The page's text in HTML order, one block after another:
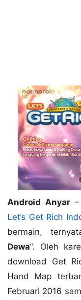
Android Anyar–
Let’s Get Rich
bermain,
Dewa“. Oleh
download Get
Hand Map
Februari 2016